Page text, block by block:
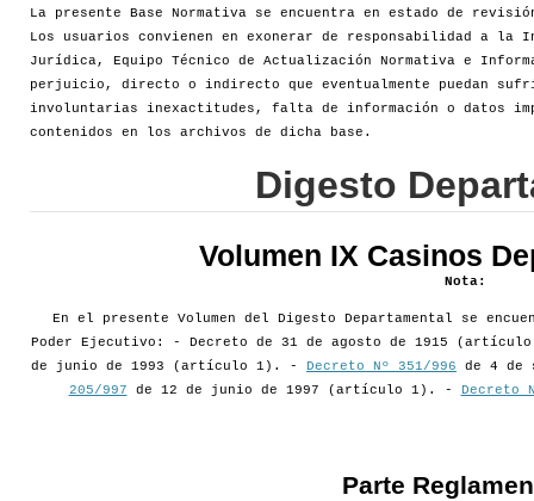
La presente Base Normativa se encuentra en estado de
Los usuarios convienen en exonerar de responsabilidad a la
Jurídica, Equipo Técnico de Actualización Normativa e
perjuicio, directo o indirecto que eventualmente puedan
involuntarias inexactitudes, falta de información o datos
contenidos en los archivos de dicha base.
Digesto
Volumen IX Casinos
Nota:
En el presente Volumen del Digesto Departamental se
Poder Ejecutivo: - Decreto de 31 de agosto de 1915
de junio de 1993 (artículo 1). -
Decreto Nº 351/996 de 4 de
205/997 de 12 de junio de 1997 (artículo 1). - Decreto
Parte